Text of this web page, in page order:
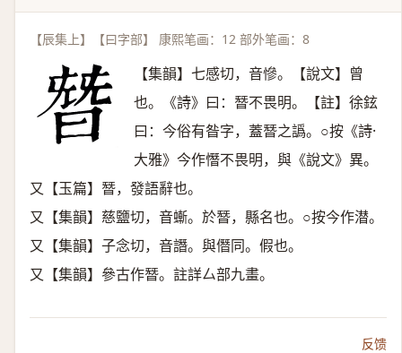
【辰集上】【曰字部】 康熙笔画：12 部外笔画：8
【集韻】七感切，音慘。【說文】曾
也。《詩》曰：朁不畏明。【註】徐鉉
曰：今俗有昝字，蓋朁之譌。○按《詩·
大雅》今作憯不畏明，與《說文》異。
又【玉篇】朁，發語辭也。
又【集韻】慈鹽切，音螹。於朁，縣名也。○按今作潜。
又【集韻】子念切，音譖。與僭同。假也。
又【集韻】參古作朁。註詳厶部九畫。
反馈